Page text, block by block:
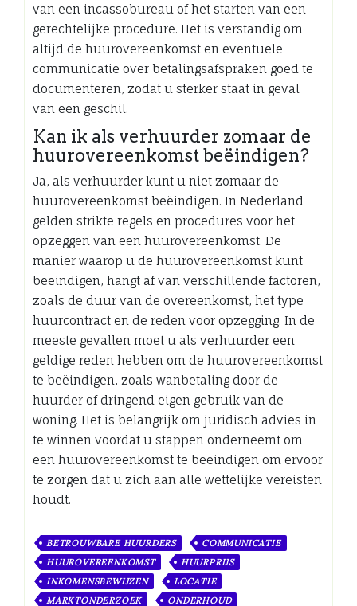
van een incassobureau of het starten van een
gerechtelijke procedure. Het is verstandig om
altijd de huurovereenkomst en eventuele
communicatie over betalingsafspraken goed te
documenteren, zodat u sterker staat in geval
van een geschil.
Kan ik als verhuurder zomaar de
huurovereenkomst beëindigen?
Ja, als verhuurder kunt u niet zomaar de
huurovereenkomst beëindigen. In Nederland
gelden strikte regels en procedures voor het
opzeggen van een huurovereenkomst. De
manier waarop u de huurovereenkomst kunt
beëindigen, hangt af van verschillende factoren,
zoals de duur van de overeenkomst, het type
huurcontract en de reden voor opzegging. In de
meeste gevallen moet u als verhuurder een
geldige reden hebben om de huurovereenkomst
te beëindigen, zoals wanbetaling door de
huurder of dringend eigen gebruik van de
woning. Het is belangrijk om juridisch advies in
te winnen voordat u stappen onderneemt om
een huurovereenkomst te beëindigen om ervoor
te zorgen dat u zich aan alle wettelijke vereisten
houdt.
BETROUWBARE HUURDERS
COMMUNICATIE
HUUROVEREENKOMST
HUURPRIJS
INKOMENSBEWIJZEN
LOCATIE
MARKTONDERZOEK
ONDERHOUD